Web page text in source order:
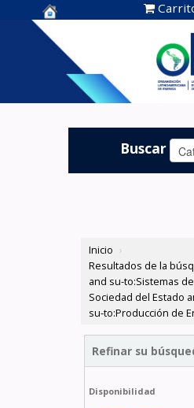
Centro de
Documentación
OLADE -
Buscar
Inicio ›
Resultados de la
and su-to:Sistemas
Sociedad del Estado
su-to:Producción de
Refinar su
Disponibilidad